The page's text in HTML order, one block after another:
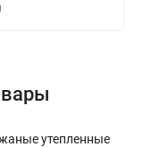
утепленные